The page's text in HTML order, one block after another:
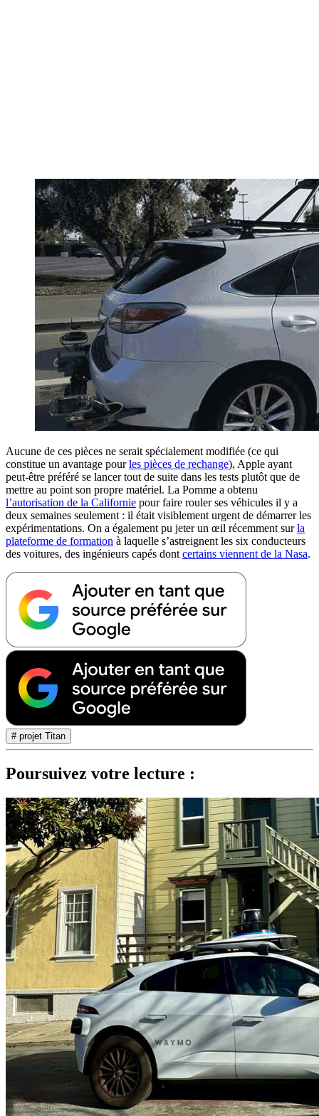
Aucune de ces pièces ne serait spécialement modifiée (ce qui
constitue un avantage pourles pièces de rechange), Apple ayant
peut-être préféré se lancer tout de suite dans les tests plutôt que de
mettre au point son propre matériel. La Pomme a obtenu
l’autorisation de la Californie pour faire rouler ses véhicules il y a
deux semaines seulement : il était visiblement urgent de démarrer les
expérimentations. On a également pu jeter un œil récemment surla
plateforme de formation à laquelle s’astreignent les six conducteurs
des voitures, des ingénieurs capés dont certains viennent de la Nasa.
# projet Titan
Poursuivez votre lecture :